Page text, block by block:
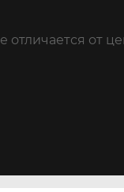
от